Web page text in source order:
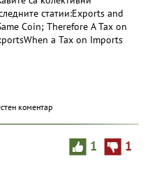
статии:Exports and
Coin; Therefore A Tax on
a Tax on Imports
коментар
1 1